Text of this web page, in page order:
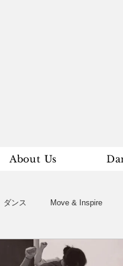
About Us
ダンス Move & Inspire